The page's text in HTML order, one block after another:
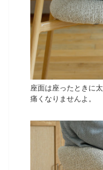
座面は座ったときに
痛くなりませんよ。